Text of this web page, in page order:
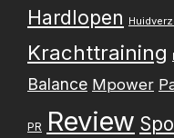
Hardlopen
Krachttraining
Balance Mpower
PR Review